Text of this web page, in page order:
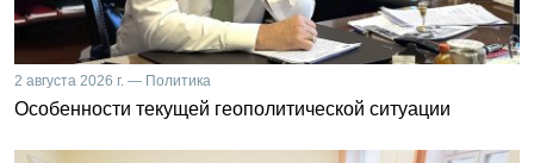
2 августа 2026 г. — Политика
Особенности текущей геополитической ситуации